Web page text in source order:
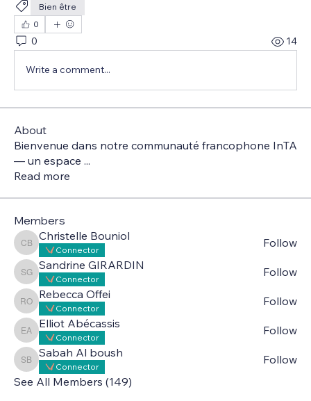
Bien être
0
0 14
Write a comment...
About
Bienvenue dans notre communauté francophone InTA
— un espace ...
Read more
Members
Christelle Bouniol
Christelle Bouniol
Connector
Follow
Sandrine GIRARDIN
Sandrine GIRARDIN
Connector
Follow
Rebecca Offei
Rebecca Offei
Connector
Follow
Elliot Abécassis
Elliot Abécassis
Connector
Follow
Sabah Al boush
Sabah Al boush
Connector
Follow
See All Members (149)